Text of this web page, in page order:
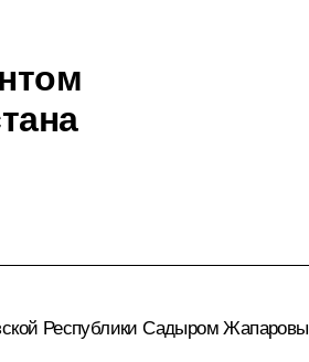
РеспубликиСадыром